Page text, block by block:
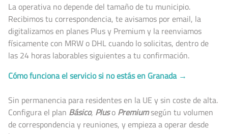
La operativa no depende del tamaño de tu municipio.
Recibimos tu correspondencia, te avisamos por email, la
digitalizamos en planes Plus y Premium y la reenviamos
físicamente con MRW o DHL cuando lo solicitas, dentro de
las 24 horas laborables siguientes a tu confirmación.
Cómo funciona el servicio si no estás en Granada →
Sin permanencia para residentes en la UE y sin coste de alta.
Configura el plan Básico, Pluso Premiumsegún tu volumen
de correspondencia y reuniones, y empieza a operar desde